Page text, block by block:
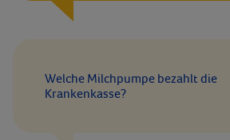
Welche Milchpumpe bezahlt die
Krankenkasse?